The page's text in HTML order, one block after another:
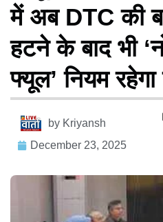
में अब DTC की
हटने के बाद भी
फ्यूल’ नियम रहेगा
by Kriyansh
December 23, 2025